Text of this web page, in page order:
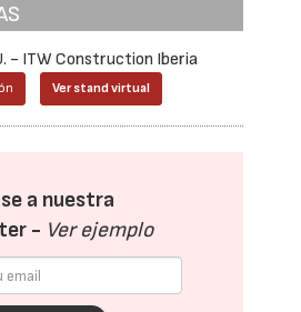
- ITW Construction Iberia
Ver stand virtual
a nuestra
- Ver ejemplo